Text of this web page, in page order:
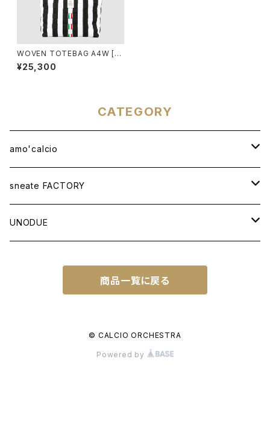
WOVEN TOTEBAG A4W [BI
ANCONERO]
¥25,300
CATEGORY
amo'calcio
APPAREL
T-SHIRT
BAG
WOVEN TOTEBAG A4W
WOVEN BACKPACK A3H
sneate FACTORY
ORIGINAL DESIGN
NATIONAL IDENTITY SERIES
UNODUE
FUTSAL BALL
SOCCER NOTE
商品一覧に戻る
© CALCIO ORCHESTRA
Powered by